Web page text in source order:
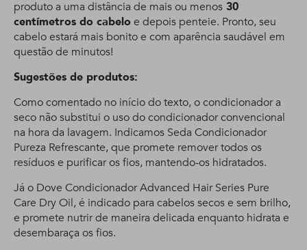
produto a uma distância de mais ou menos 30
centímetros do cabelo e depois penteie. Pronto, seu
cabelo estará mais bonito e com aparência saudável em
questão de minutos!
Sugestões de produtos:
Como comentado no início do texto, o condicionador a
seco não substitui o uso do condicionador convencional
na hora da lavagem. Indicamos Seda Condicionador
Pureza Refrescante, que promete remover todos os
resíduos e purificar os fios, mantendo-os hidratados.
Já o Dove Condicionador Advanced Hair Series Pure
Care Dry Oil, é indicado para cabelos secos e sem brilho,
e promete nutrir de maneira delicada enquanto hidrata e
desembaraça os fios.